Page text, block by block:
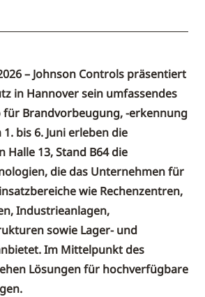
– Johnson Controls präsentiert
in Hannover sein umfassendes
Brandvorbeugung, -erkennung
bis 6. Juni erleben die
Halle 13, Stand B64 die
die das Unternehmen für
wie Rechenzentren,
Industrieanlagen,
sowie Lager- und
Im Mittelpunkt des
Lösungen für hochverfügbare